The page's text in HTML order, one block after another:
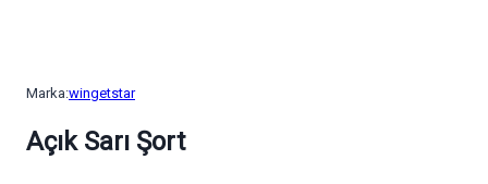
Marka:wingetstar
Açık Sarı Şort